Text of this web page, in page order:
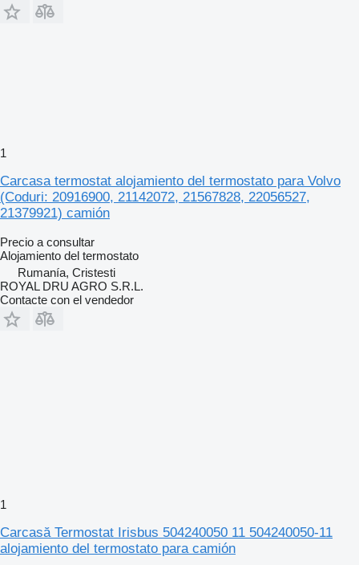
1
Carcasa termostat alojamiento del termostato para Volvo
(Coduri: 20916900, 21142072, 21567828, 22056527,
21379921) camión
Precio a consultar
Alojamiento del termostato
Rumanía, Cristesti
ROYAL DRU AGRO S.R.L.
Contacte con el vendedor
1
Carcasă Termostat Irisbus 504240050 11 504240050-11
alojamiento del termostato para camión